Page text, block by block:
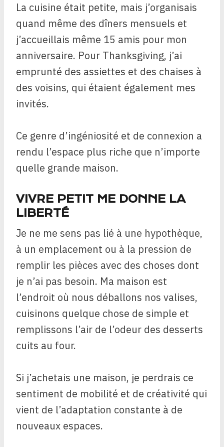
La cuisine était petite, mais j’organisais
quand même des dîners mensuels et
j’accueillais même 15 amis pour mon
anniversaire. Pour Thanksgiving, j’ai
emprunté des assiettes et des chaises à
des voisins, qui étaient également mes
invités.
Ce genre d’ingéniosité et de connexion a
rendu l’espace plus riche que n’importe
quelle grande maison.
VIVRE PETIT ME DONNE LA
LIBERTÉ
Je ne me sens pas lié à une hypothèque,
à un emplacement ou à la pression de
remplir les pièces avec des choses dont
je n’ai pas besoin. Ma maison est
l’endroit où nous déballons nos valises,
cuisinons quelque chose de simple et
remplissons l’air de l’odeur des desserts
cuits au four.
Si j’achetais une maison, je perdrais ce
sentiment de mobilité et de créativité qui
vient de l’adaptation constante à de
nouveaux espaces.